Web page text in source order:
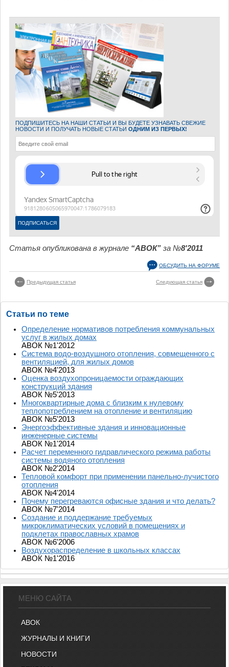
ПОДПИШИТЕСЬ НА НАШИ СТАТЬИ И ВЫ БУДЕТЕ УЗНАВАТЬ СВЕЖИЕ
НОВОСТИ И ПОЛУЧАТЬ НОВЫЕ СТАТЬИ ОДНИМ ИЗ ПЕРВЫХ!
Статья опубликована в журнале “АВОК” за №8'2011
ОБСУДИТЬ НА ФОРУМЕ
Предыдущая статья Следующая статья
Статьи по теме
Определение нормативов потребления коммунальных
услуг в жилых домах
АВОК №1'2012
Система водо-воздушного отопления, совмещенного с
вентиляцией, для жилых домов
АВОК №4'2013
Оценка воздухопроницаемости ограждающих
конструкций здания
АВОК №5'2013
Многоквартирные дома с близким к нулевому
теплопотреблением на отопление и вентиляцию
АВОК №5'2013
Энергоэффективные здания и инновационные
инженерные системы
АВОК №1'2014
Расчет переменного гидравлического режима работы
системы водяного отопления
АВОК №2'2014
Тепловой комфорт при применении панельно-лучистого
отопления
АВОК №4'2014
Почему перегреваются офисные здания и что делать?
АВОК №7'2014
Создание и поддержание требуемых
микроклиматических условий в помещениях и
подклетах православных храмов
АВОК №6'2006
Воздухораспределение в школьных классах
АВОК №1'2016
МЕНЮ САЙТА
АВОК
ЖУРНАЛЫ И КНИГИ
НОВОСТИ